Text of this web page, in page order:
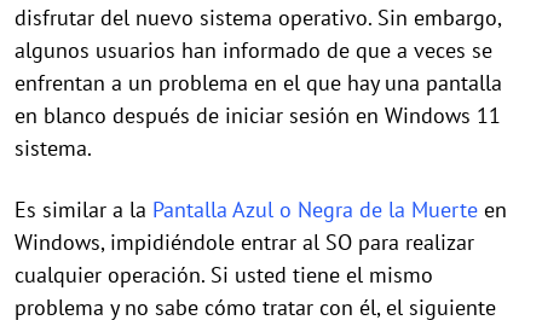
disfrutar del nuevo sistema operativo. Sin embargo,
algunos usuarios han informado de que a veces se
enfrentan a un problema en el que hay una pantalla
en blanco después de iniciar sesión en Windows 11
sistema.
Es similar a la Pantalla Azul o Negra de la Muerte en
Windows, impidiéndole entrar al SO para realizar
cualquier operación. Si usted tiene el mismo
problema y no sabe cómo tratar con él, el siguiente